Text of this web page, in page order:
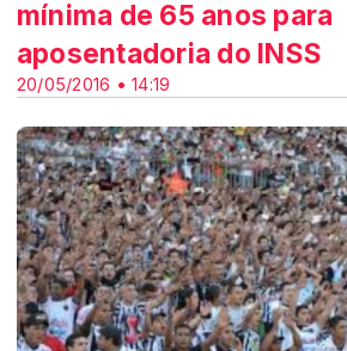
20/05/2016 • 14:19
mínima de 65 anos para
aposentadoria do INSS